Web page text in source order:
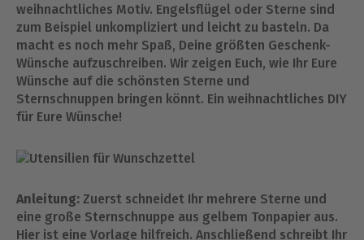
weihnachtliches Motiv. Engelsflügel oder Sterne sind
zum Beispiel unkompliziert und leicht zu basteln. Da
macht es noch mehr Spaß, Deine größten Geschenk-
Wünsche aufzuschreiben. Wir zeigen Euch, wie Ihr Eure
Wünsche auf die schönsten Sterne und
Sternschnuppen bringen könnt. Ein weihnachtliches DIY
für Eure Wünsche!
Anleitung: Zuerst schneidet Ihr mehrere Sterne und
eine große Sternschnuppe aus gelbem Tonpapier aus.
Hier ist eine Vorlage hilfreich. Anschließend schreibt Ihr